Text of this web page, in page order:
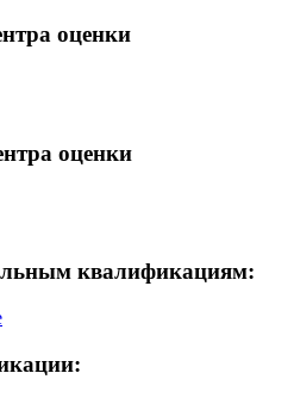
оценки
оценки
квалификациям: